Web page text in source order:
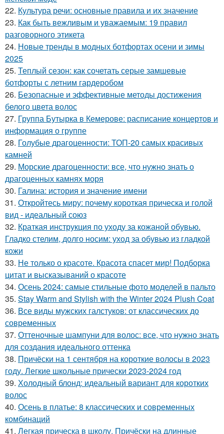
22. Культура речи: основные правила и их значение
23. Как быть вежливым и уважаемым: 19 правил
разговорного этикета
24. Новые тренды в модных ботфортах осени и зимы
2025
25. Теплый сезон: как сочетать серые замшевые
ботфорты с летним гардеробом
26. Безопасные и эффективные методы достижения
белого цвета волос
27. Группа Бутырка в Кемерове: расписание концертов и
информация о группе
28. Голубые драгоценности: ТОП-20 самых красивых
камней
29. Морские драгоценности: все, что нужно знать о
драгоценных камнях моря
30. Галина: история и значение имени
31. Откройтесь миру: почему короткая прическа и голой
вид - идеальный союз
32. Краткая инструкция по уходу за кожаной обувью.
Гладко стелим, долго носим: уход за обувью из гладкой
кожи
33. Не только о красоте. Красота спасет мир! Подборка
цитат и высказываний о красоте
34. Осень 2024: самые стильные фото моделей в пальто
35. Stay Warm and Stylish with the Winter 2024 Plush Coat
36. Все виды мужских галстуков: от классических до
современных
37. Оттеночные шампуни для волос: все, что нужно знать
для создания идеального оттенка
38. Причёски на 1 сентября на короткие волосы в 2023
году. Легкие школьные прически 2023-2024 год
39. Холодный блонд: идеальный вариант для коротких
волос
40. Осень в платье: 8 классических и современных
комбинаций
41. Легкая прическа в школу. Причёски на длинные